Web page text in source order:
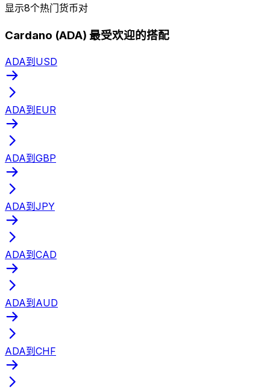
显示8个热门货币对
Cardano (ADA) 最受欢迎的搭配
ADA到USD
ADA到EUR
ADA到GBP
ADA到JPY
ADA到CAD
ADA到AUD
ADA到CHF